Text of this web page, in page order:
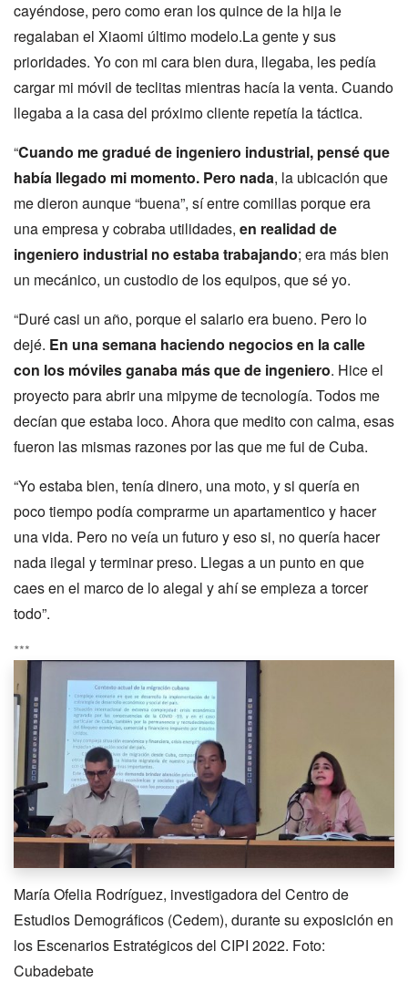
cayéndose, pero como eran los quince de la hija le
regalaban el Xiaomi último modelo.La gente y sus
prioridades. Yo con mi cara bien dura, llegaba, les pedía
cargar mi móvil de teclitas mientras hacía la venta. Cuando
llegaba a la casa del próximo cliente repetía la táctica.
“Cuando me gradué de ingeniero industrial, pensé que
había llegado mi momento. Pero nada, la ubicación que
me dieron aunque “buena”, sí entre comillas porque era
una empresa y cobraba utilidades, en realidad de
ingeniero industrial no estaba trabajando; era más bien
un mecánico, un custodio de los equipos, que sé yo.
“Duré casi un año, porque el salario era bueno. Pero lo
dejé. En una semana haciendo negocios en la calle
con los móviles ganaba más que de ingeniero. Hice el
proyecto para abrir una mipyme de tecnología. Todos me
decían que estaba loco. Ahora que medito con calma, esas
fueron las mismas razones por las que me fui de Cuba.
“Yo estaba bien, tenía dinero, una moto, y si quería en
poco tiempo podía comprarme un apartamentico y hacer
una vida. Pero no veía un futuro y eso si, no quería hacer
nada ilegal y terminar preso. Llegas a un punto en que
caes en el marco de lo alegal y ahí se empieza a torcer
todo”.
***
María Ofelia Rodríguez, investigadora del Centro de
Estudios Demográficos (Cedem), durante su exposición en
los Escenarios Estratégicos del CIPI 2022. Foto:
Cubadebate